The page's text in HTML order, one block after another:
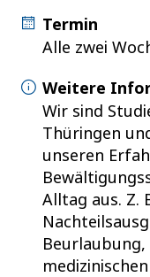
Termin
Alle zwei
Weitere
Wir sind
Thüringen
unseren
Alltag aus. Z.